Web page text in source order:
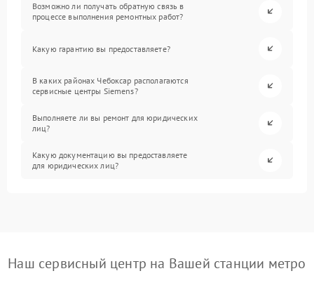
Возможно ли получать обратную связь в
процессе выполнения ремонтных работ?
Какую гарантию вы предоставляете?
В каких районах Чебоксар располагаются
сервисные центры Siemens?
Выполняете ли вы ремонт для юридических
лиц?
Какую документацию вы предоставляете
для юридических лиц?
Наш сервисный центр на Вашей станции метро